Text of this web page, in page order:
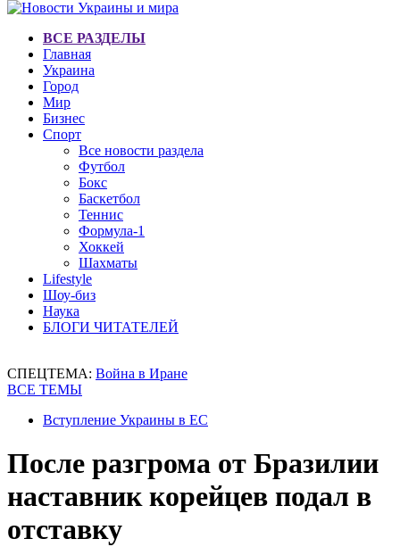
ВСЕ РАЗДЕЛЫ
Главная
Украина
Город
Мир
Бизнес
Спорт
Все новости раздела
Футбол
Бокс
Баскетбол
Теннис
Формула-1
Хоккей
Шахматы
Lifestyle
Шоу-биз
Наука
БЛОГИ ЧИТАТЕЛЕЙ
СПЕЦТЕМА: Война в Иране
ВСЕ ТЕМЫ
Вступление Украины в ЕС
После разгрома от Бразилии
наставник корейцев подал в
отставку